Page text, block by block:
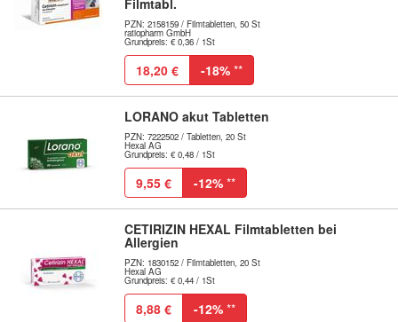
Filmtabl.
PZN: 2158159 / Filmtabletten, 50 St
ratiopharm GmbH
Grundpreis: € 0,36 / 1St
18,20 € -18% **
LORANO akut Tabletten
PZN: 7222502 / Tabletten, 20 St
Hexal AG
Grundpreis: € 0,48 / 1St
9,55 € -12% **
CETIRIZIN HEXAL Filmtabletten bei
Allergien
PZN: 1830152 / Filmtabletten, 20 St
Hexal AG
Grundpreis: € 0,44 / 1St
8,88 € -12% **